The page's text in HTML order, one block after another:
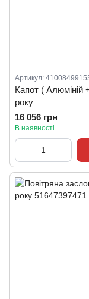
Артикул:
Капот ( Алюміній
року
16 056 грн
В наявності